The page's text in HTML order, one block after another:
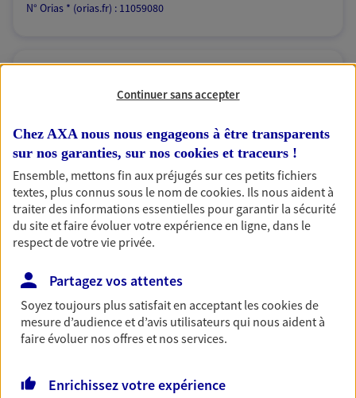
N° Orias * (orias.fr) : 11059080
Agent général d'assurance exclusif AXA
Prévoyance & Patrimoine
2 Av Du Vallon, 78450 Chavenay
Horaires :
Fermé
Ouvre le 10 août à 09:00
06 62 15 06 14
VOIR NOTRE SITE WEB
N° Orias * (orias.fr) : 11060473
Continuer sans accepter
Chez AXA nous nous engageons à être transparents
sur nos garanties, sur nos cookies et traceurs !
Ensemble, mettons fin aux préjugés sur ces petits fichiers
textes, plus connus sous le nom decookies. Ils nous aident à
traiter des informations essentielles pour garantir la sécurité
du site et faire évoluer votre expérience en ligne, dans le
respect de votre vie privée.
Partagez vos attentes
Soyez toujours plus satisfait en acceptant lescookiesde
mesure d’audience et d’avis utilisateurs qui nous aident à
faire évoluer nos offres et nos services.
Enrichissez votre expérience